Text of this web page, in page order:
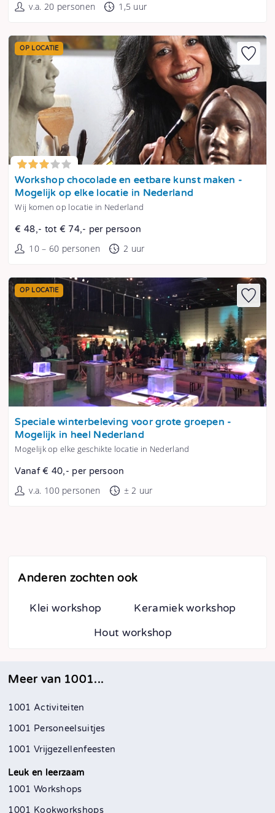
Anderen zochten ook
Klei workshop
Keramiek workshop
Hout workshop
v.a. 20 personen 1,5 uur
Tonen
OP LOCATIE
Workshop chocolade en eetbare kunst maken -
Mogelijk op elke locatie in Nederland
Wij komen op locatie in Nederland
€ 48,- tot € 74,- per persoon
10 – 60 personen 2 uur
Tonen
OP LOCATIE
Speciale winterbeleving voor grote groepen -
Mogelijk in heel Nederland
Mogelijk op elke geschikte locatie in Nederland
Vanaf € 40,- per persoon
v.a. 100 personen ± 2 uur
Meer van 1001...
1001 Activiteiten
1001 Personeelsuitjes
1001 Vrijgezellenfeesten
Leuk en leerzaam
1001 Workshops
1001 Kookworkshops